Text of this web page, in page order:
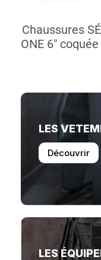
Chaussures
ONE 6"
LES
Découvrir
LES